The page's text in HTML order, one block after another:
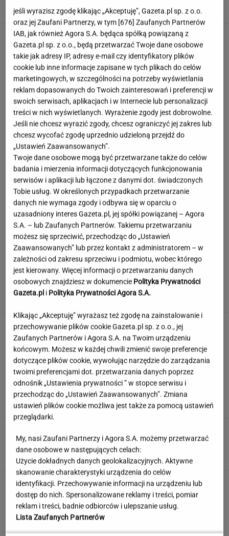
SUBSKRYPCJA
Trudno uwierzyć w to, co zrobił Hurkacz w
Montrealu. Miał już piłki meczowe
Lewandowska w ogniu krytyki za
wakacje bez dzieci. Hyży się odpaliła
To najprostszy syrop z mięty, jaki zrobisz.
Smakuje rewelacyjnie
Rozwiąż quiz geograficzny i dopasuj miasto do
państwa. Zdobędziesz 9/13?
nieprzyjemne konsekwencje. Też tak robisz?
MATERIAŁ PROMOCYJNY
Partnerka Litewki po jego
śmierci: Niektórzy zlecieli się jak sępy
SUBSKRYPCJA
jeśli wyrazisz zgodę klikając „Akceptuję”, Gazeta.pl sp. z o.o.
oraz jej Zaufani Partnerzy, w tym [676] Zaufanych Partnerów
IAB, jak również Agora S.A. będąca spółką powiązaną z
Gazeta.pl sp. z o.o., będą przetwarzać Twoje dane osobowe
takie jak adresy IP, adresy e-mail czy identyfikatory plików
cookie lub inne informacje zapisane w tych plikach do celów
marketingowych, w szczególności na potrzeby wyświetlania
reklam dopasowanych do Twoich zainteresowań i preferencji w
swoich serwisach, aplikacjach i w Internecie lub personalizacji
treści w nich wyświetlanych. Wyrażenie zgody jest dobrowolne.
Jeśli nie chcesz wyrazić zgody, chcesz ograniczyć jej zakres lub
chcesz wycofać zgodę uprzednio udzieloną przejdź do
„Ustawień Zaawansowanych”.
Twoje dane osobowe mogą być przetwarzane także do celów
badania i mierzenia informacji dotyczących funkcjonowania
serwisów i aplikacji lub łączone z danymi dot. świadczonych
Tobie usług. W określonych przypadkach przetwarzanie
danych nie wymaga zgody i odbywa się w oparciu o
uzasadniony interes Gazeta.pl, jej spółki powiązanej – Agora
S.A. – lub Zaufanych Partnerów. Takiemu przetwarzaniu
możesz się sprzeciwić, przechodząc do „Ustawień
Zaawansowanych” lub przez kontakt z administratorem – w
zależności od zakresu sprzeciwu i podmiotu, wobec którego
jest kierowany. Więcej informacji o przetwarzaniu danych
osobowych znajdziesz w dokumencie Polityka Prywatności
Gazeta.pl i Polityka Prywatności Agora S.A.
Klikając „Akceptuję” wyrażasz też zgodę na zainstalowanie i
przechowywanie plików cookie Gazeta.pl sp. z o.o., jej
Zaufanych Partnerów i Agora S.A. na Twoim urządzeniu
końcowym. Możesz w każdej chwili zmienić swoje preferencje
dotyczące plików cookie, wywołując narzędzie do zarządzania
twoimi preferencjami dot. przetwarzania danych poprzez
odnośnik „Ustawienia prywatności ” w stopce serwisu i
przechodząc do „Ustawień Zaawansowanych”. Zmiana
ustawień plików cookie możliwa jest także za pomocą ustawień
przeglądarki.
My, nasi Zaufani Partnerzy i Agora S.A. możemy przetwarzać
dane osobowe w następujących celach:
Użycie dokładnych danych geolokalizacyjnych. Aktywne
skanowanie charakterystyki urządzenia do celów
identyfikacji. Przechowywanie informacji na urządzeniu lub
dostęp do nich. Spersonalizowane reklamy i treści, pomiar
reklam i treści, badnie odbiorców i ulepszanie usług.
Lista Zaufanych Partnerów